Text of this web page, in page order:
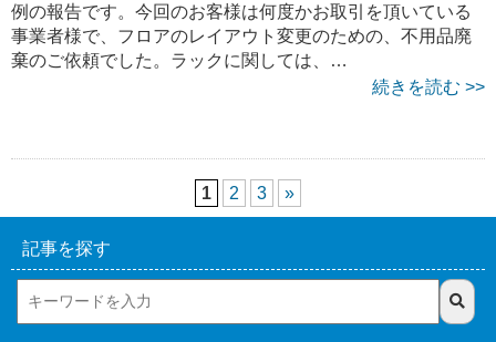
例の報告です。今回のお客様は何度かお取引を頂いている
事業者様で、フロアのレイアウト変更のための、不用品廃
棄のご依頼でした。ラックに関しては、…
続きを読む >>
1 2 3 »
記事を探す